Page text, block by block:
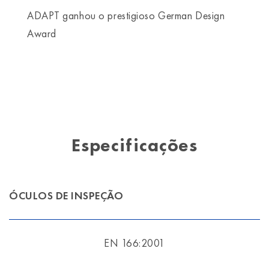
ADAPT ganhou o prestigioso German Design
Award
Especificações
ÓCULOS DE INSPEÇÃO
EN 166:2001